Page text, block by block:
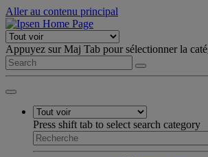
Aller au contenu principal
Appuyez sur Maj Tab pour sélectionner la
Press shift tab to select search category